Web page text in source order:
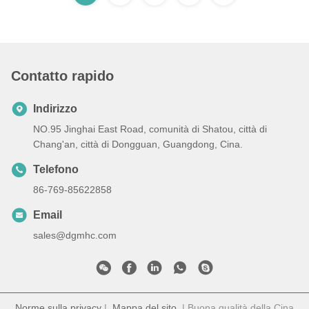
Contatto rapido
Indirizzo
NO.95 Jinghai East Road, comunità di Shatou, città di
Chang'an, città di Dongguan, Guangdong, Cina.
Telefono
86-769-85622858
Email
sales@dgmhc.com